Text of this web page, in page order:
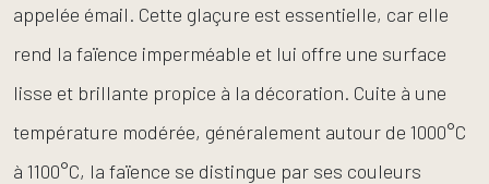
appelée émail. Cette glaçure est essentielle, car elle
rend la faïence imperméable et lui offre une surface
lisse et brillante propice à la décoration. Cuite à une
température modérée, généralement autour de 1000°C
à 1100°C, la faïence se distingue par ses couleurs